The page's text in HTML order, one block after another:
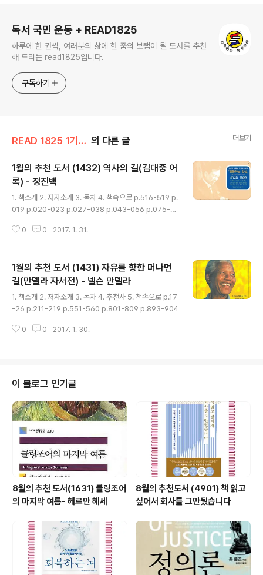
독서 국민 운동 + READ1825
하루에 한 권씩, 여러분의 삶에 한 줌의 보탬이 될 도서를 추천
해 드리는 read1825입니다.
구독하기
READ 1825 1기(13.3~18.2) 의 다른 글 더보기
1월의 추천 도서 (1432) 역사의 길(김대중 어
록) - 정진백
1. 책소개 2. 저자소개 3. 목차 4. 책속으로 p.516-519 p.
019 p.020-023 p.027-038 p.043-056 p.075-0
9 p.541-549
0 0 2017. 1. 31.
1월의 추천 도서 (1431) 자유를 향한 머나먼
길(만델라 자서전) - 넬슨 만델라
1. 책소개 2. 저자소개 3. 목차 4. 추천사 5. 책속으로 p.17
-26 p.211-219 p.551-560 p.801-809 p.893-904
0 0 2017. 1. 30.
이 블로그 인기글
8월의 추천 도서(1631) 클링조어
의 마지막 여름- 헤르만 헤세
8월의 추천도서 (4901) 책 읽고
싶어서 회사를 그만뒀습니다